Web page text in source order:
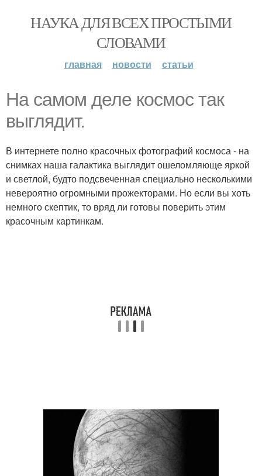
НАУКА ДЛЯ ВСЕХ ПРОСТЫМИ
СЛОВАМИ
главная новости статьи
На самом деле космос так
выглядит.
В интернете полно красочных фотографий космоса - на
снимках наша галактика выглядит ошеломляюще яркой
и светлой, будто подсвеченная специально несколькими
невероятно огромными прожекторами. Но если вы хоть
немного скептик, то вряд ли готовы поверить этим
красочным картинкам.